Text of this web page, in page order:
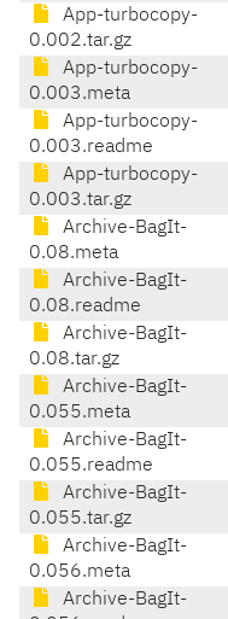
App-turbocopy-
0.002.tar.gz
App-turbocopy-
0.003.meta
App-turbocopy-
0.003.readme
App-turbocopy-
0.003.tar.gz
Archive-BagIt-
0.08.meta
Archive-BagIt-
0.08.readme
Archive-BagIt-
0.08.tar.gz
Archive-BagIt-
0.055.meta
Archive-BagIt-
0.055.readme
Archive-BagIt-
0.055.tar.gz
Archive-BagIt-
0.056.meta
Archive-BagIt-